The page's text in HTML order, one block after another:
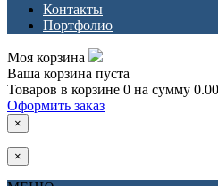
Контакты
Портфолио
Моя корзина
Ваша корзина пуста
Товаров в корзине 0 на сумму
Оформить заказ
×
×